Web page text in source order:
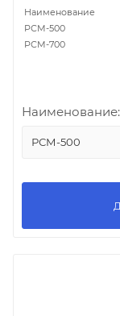
Наименование
РСМ-500
РСМ-700
Наименование:
РСМ-500